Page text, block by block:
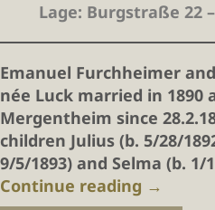
Lage: Burgstraße 22
Emanuel Furchheimer
née Luck married in 1890
Mergentheim since
children Julius (b. 5/28/
9/5/1893) and Selma (b.
Continue reading →